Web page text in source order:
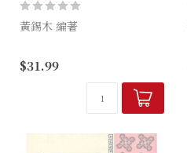
黃錫木 編著
學提供了基礎方法論。 而在
釋經學中，最基本的解經方法
是文法，歷史方法。 近年聖
經學者更進而注意到文化的重
$31.99